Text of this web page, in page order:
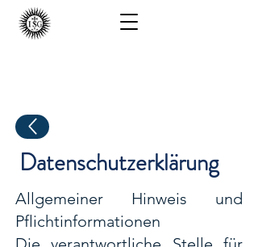
Datenschutzerklärung
Allgemeiner Hinweis und
Pflichtinformationen